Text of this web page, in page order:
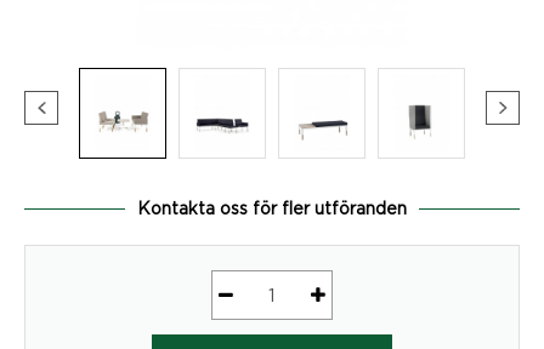
Kontakta oss för fler utföranden
Reform
2-